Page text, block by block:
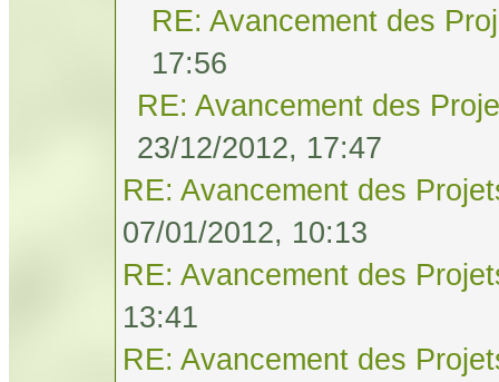
RE: Avancement des
17:56
RE: Avancement des
23/12/2012, 17:47
RE: Avancement des
07/01/2012, 10:13
RE: Avancement des
13:41
RE: Avancement des